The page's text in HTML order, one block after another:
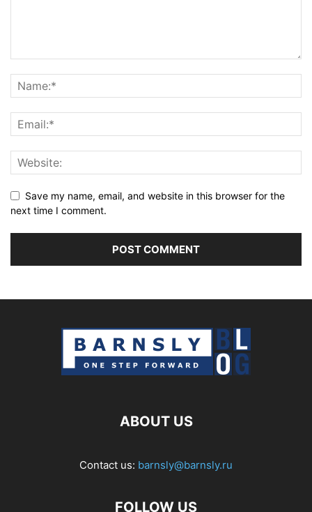
Save my name, email, and website in this browser for the
next time I comment.
ABOUT US
Contact us: barnsly@barnsly.ru
FOLLOW US